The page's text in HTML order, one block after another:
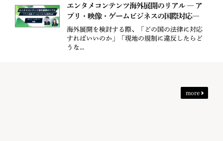
エンタメコンテンツ海外展開のリアル ― ア
プリ・映像・ゲームビジネスの国際対応―
海外展開を検討する際、「どの国の法律に対応
すればいいのか」「現地の規制に違反したらど
うな...
more